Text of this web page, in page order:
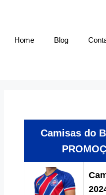
Home Blog
Camisas do